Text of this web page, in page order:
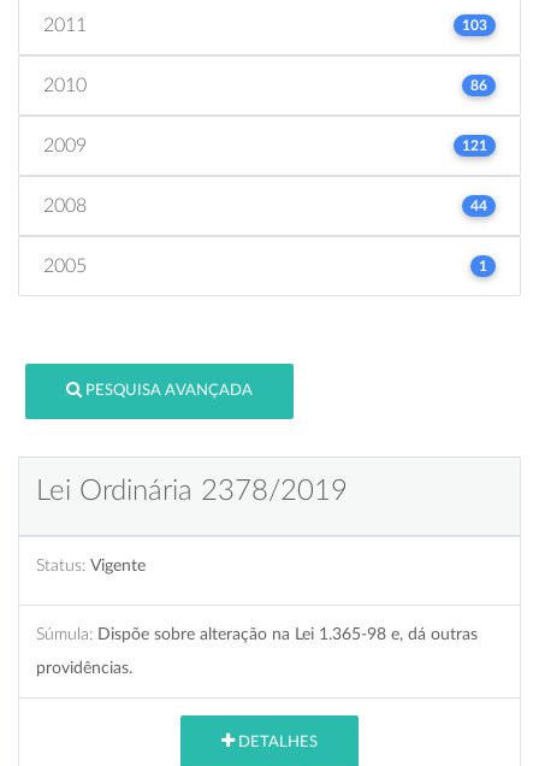
2011 103
2010 86
2009 121
2008 44
2005 1
PESQUISA AVANÇADA
Lei Ordinária 2378/2019
Status: Vigente
Súmula: Dispõe sobre alteração na Lei 1.365-98 e, dá outras
providências.
DETALHES